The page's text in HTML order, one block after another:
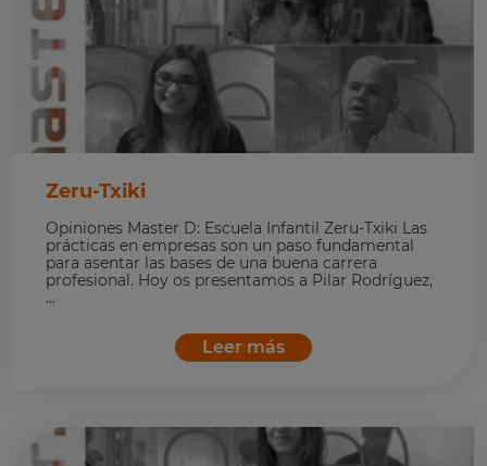
Zeru-Txiki
Opiniones Master D: Escuela Infantil Zeru-Txiki Las
prácticas en empresas son un paso fundamental
para asentar las bases de una buena carrera
profesional. Hoy os presentamos a Pilar Rodríguez,
...
Leer más